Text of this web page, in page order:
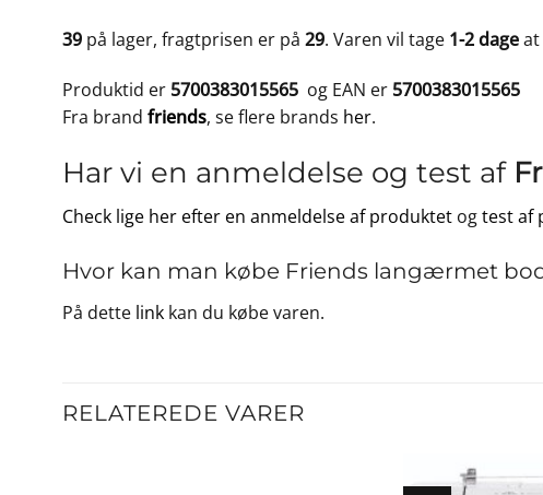
39 på lager, fragtprisen er på 29. Varen vil tage 1-2 dageat
Produktid er 5700383015565 og EAN er 5700383015565
Fra brand friends, se flere brands her.
Har vi en anmeldelse og test af
Check lige her efter en anmeldelse af produktet ogtest af
Hvor kan man købe Friends langærmet
På dette link kan du købe varen.
RELATEREDE VARER